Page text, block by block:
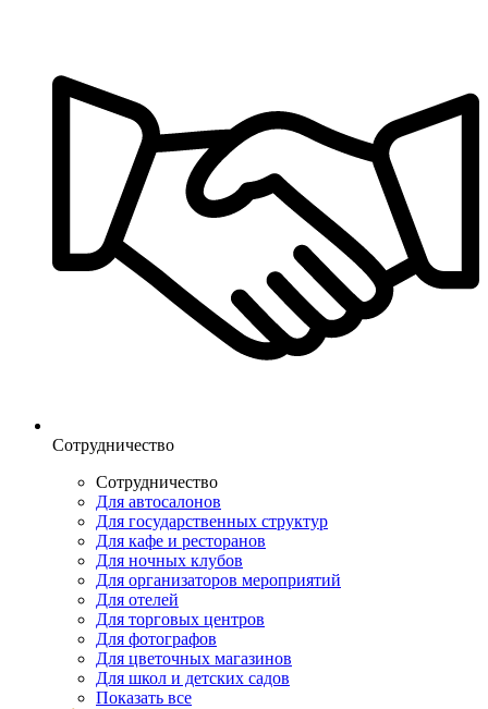
Сотрудничество
Сотрудничество
Для автосалонов
Для государственных структур
Для кафе и ресторанов
Для ночных клубов
Для организаторов мероприятий
Для отелей
Для торговых центров
Для фотографов
Для цветочных магазинов
Для школ и детских садов
Показать все